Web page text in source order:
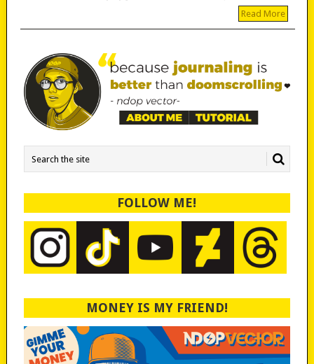
Read More
FOLLOW ME!
MONEY IS MY FRIEND!